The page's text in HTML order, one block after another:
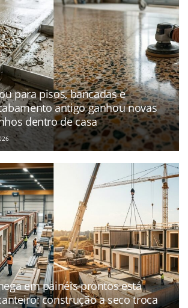
para pisos, bancadas e
antigo ganhou novas
dentro de casa
em painéis prontos está
construção a seco troca